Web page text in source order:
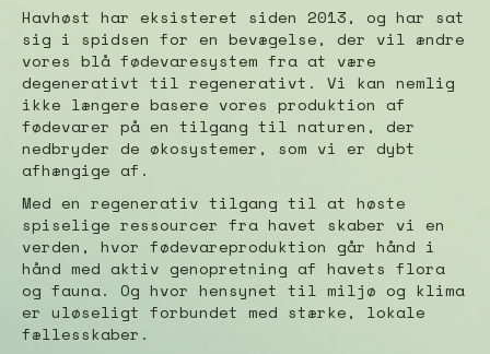
Havhøst har eksisteret siden 2013, og har sat
sig i spidsen for en bevægelse, der vil ændre
vores blå fødevaresystem fra at være
degenerativt til regenerativt. Vi kan nemlig
ikke længere basere vores produktion af
fødevarer på en tilgang til naturen, der
nedbryder de økosystemer, som vi er dybt
afhængige af.
Med en regenerativ tilgang til at høste
spiselige ressourcer fra havet skaber vi en
verden, hvor fødevareproduktion går hånd i
hånd med aktiv genopretning af havets flora
og fauna. Og hvor hensynet til miljø og klima
er uløseligt forbundet med stærke, lokale
fællesskaber.